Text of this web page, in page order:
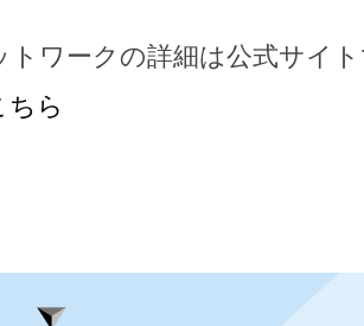
トワークの詳細は公式サイ
ちら